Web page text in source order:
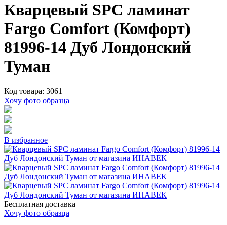
Кварцевый SPC ламинат
Fargo Comfort (Комфорт)
81996-14 Дуб Лондонский
Туман
Код товара: 3061
Хочу фото образца
В избранное
Бесплатная доставка
Хочу фото образца